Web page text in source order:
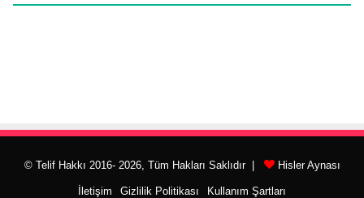
© Telif Hakkı 2016- 2026, Tüm Hakları Saklıdır | Hisler Aynası
İletişim Gizlilik Politikası Kullanım Şartları